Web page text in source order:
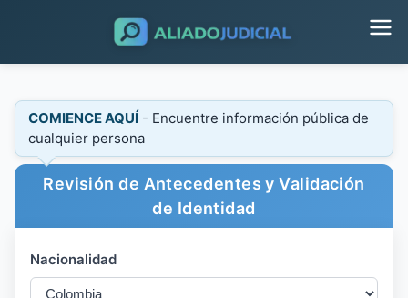
COMIENCE AQUÍ - Encuentre información pública de
cualquier persona
Revisión de Antecedentes y Validación
de Identidad
Nacionalidad